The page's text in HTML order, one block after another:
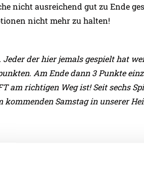
nicht ausreichend gut zu Ende
nicht mehr zu halten!
der hier jemals gespielt hat
Am Ende dann 3 Punkte
am richtigen Weg ist! Seit sechs
Samstag in unserer
Leistung, die sich jedoch nicht im